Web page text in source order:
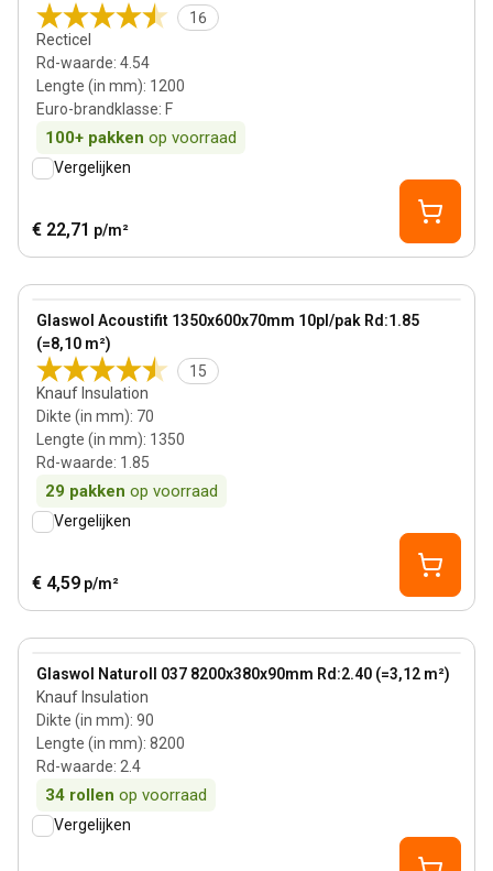
16
Recticel
Rd-waarde: 4.54
Lengte (in mm): 1200
Euro-brandklasse: F
100+ pakken op voorraad
Vergelijken
€ 22,71 p/m²
Glaswol Acoustifit 1350x600x70mm 10pl/pak Rd:1.85
(=8,10 m²)
15
Knauf Insulation
Dikte (in mm): 70
Lengte (in mm): 1350
Rd-waarde: 1.85
29 pakken op voorraad
View product
Vergelijken
€ 4,59 p/m²
Glaswol Naturoll 037 8200x380x90mm Rd:2.40 (=3,12 m²)
Knauf Insulation
Dikte (in mm): 90
Lengte (in mm): 8200
Rd-waarde: 2.4
34 rollen op voorraad
View product
Vergelijken